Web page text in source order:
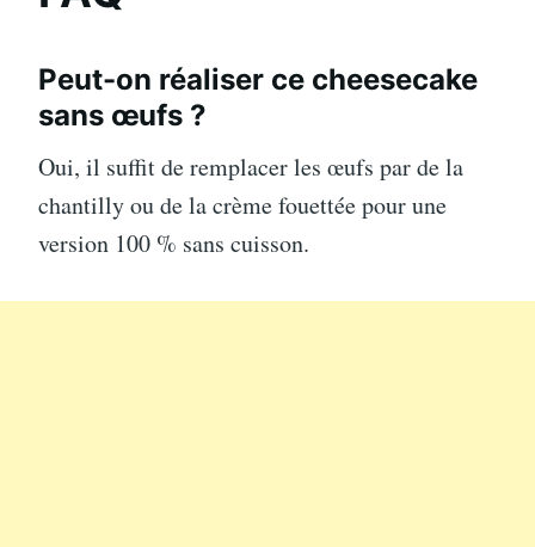
Peut-on réaliser ce cheesecake
sans œufs ?
Oui, il suffit de remplacer les œufs par de la
chantilly ou de la crème fouettée pour une
version 100 % sans cuisson.